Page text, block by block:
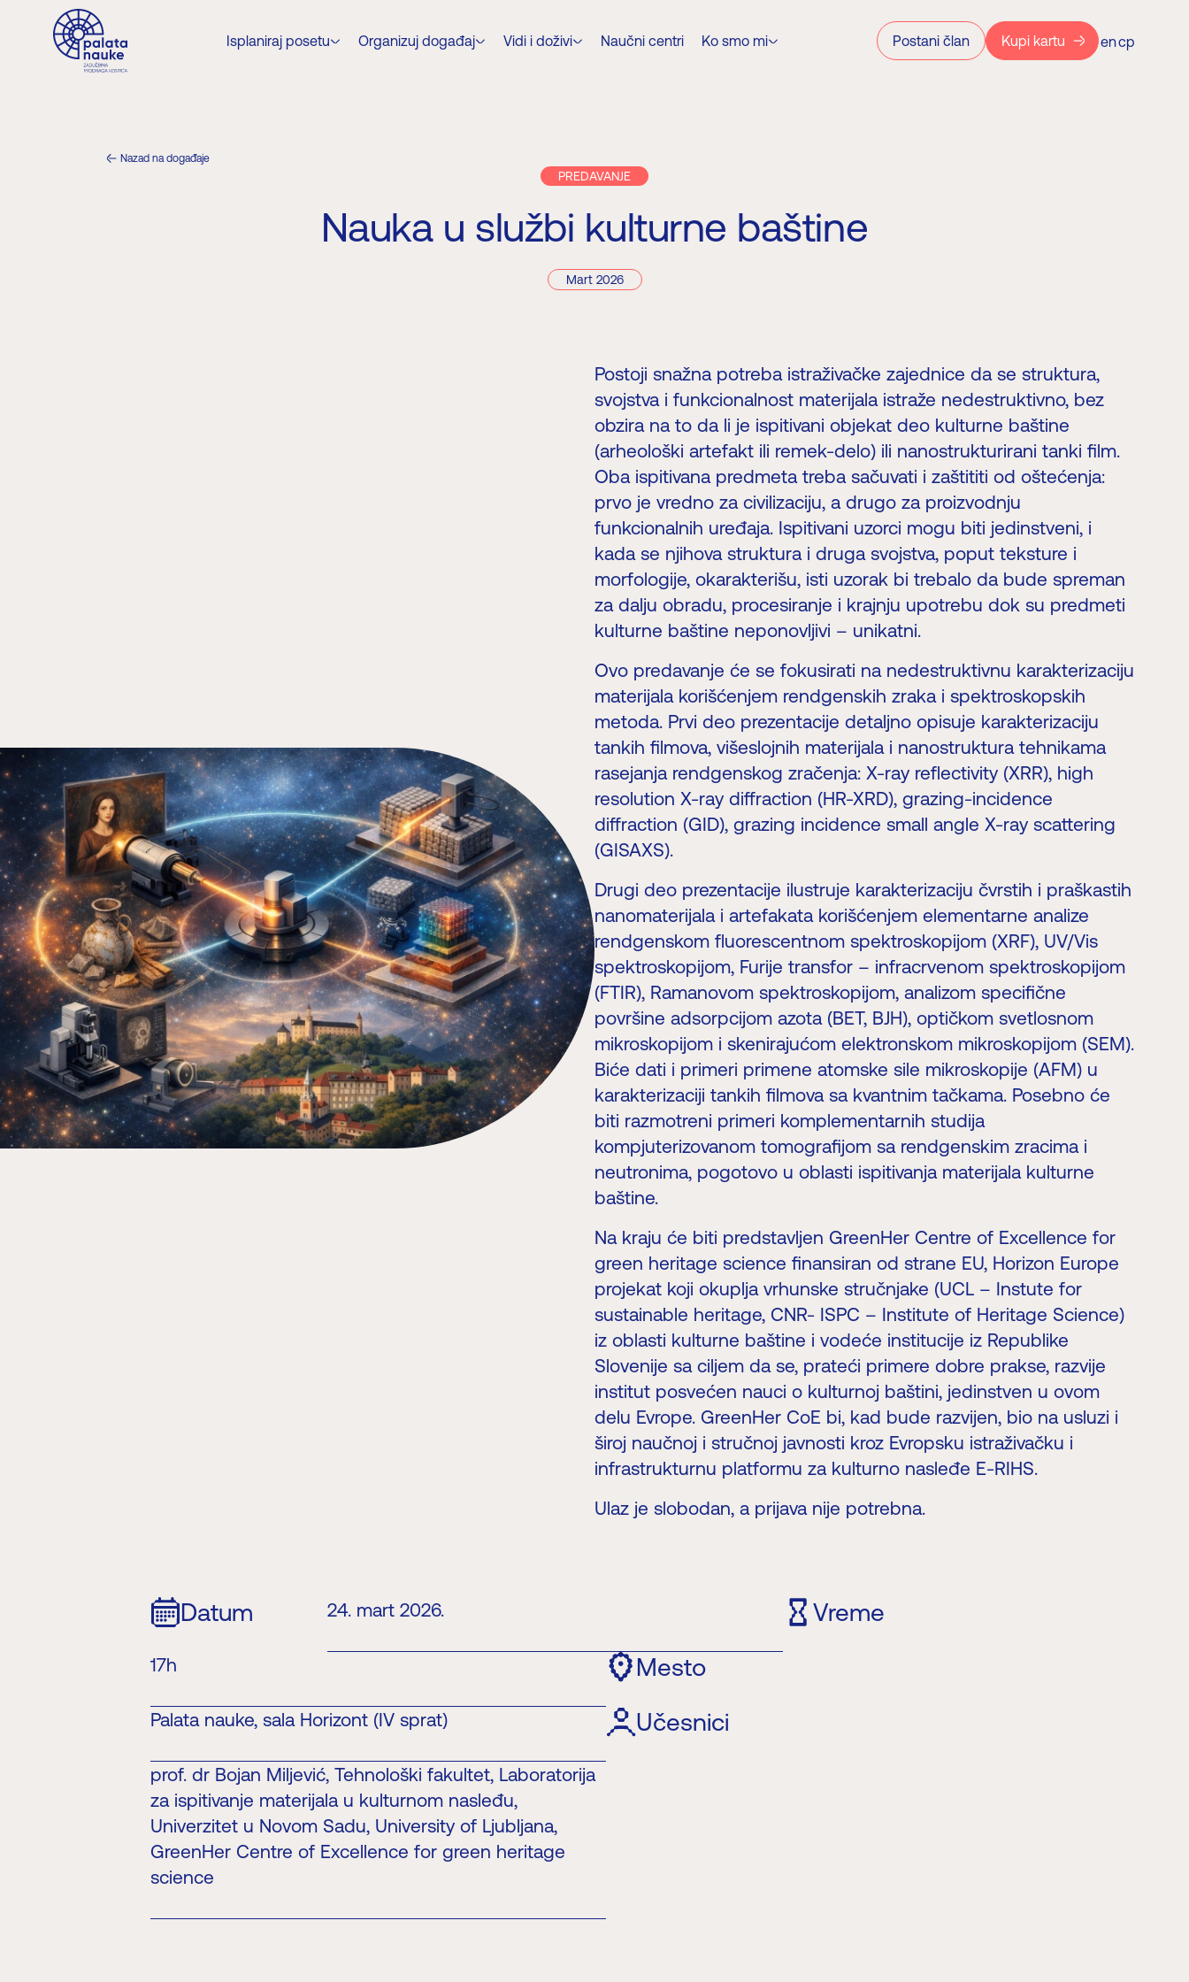
Isplaniraj posetu Organizuj događaj Vidi i doživi Naučni centri Ko smo mi Postani član Kupi kartu enср
Nazad na događaje
PREDAVANJE
Nauka u službi kulturne baštine
Mart 2026
Postoji snažna potreba istraživačke zajednice da se struktura,
svojstva i funkcionalnost materijala istraže nedestruktivno, bez
obzira na to da li je ispitivani objekat deo kulturne baštine
(arheološki artefakt ili remek-delo) ili nanostrukturirani tanki film.
Oba ispitivana predmeta treba sačuvati i zaštititi od oštećenja:
prvo je vredno za civilizaciju, a drugo za proizvodnju
funkcionalnih uređaja. Ispitivani uzorci mogu biti jedinstveni, i
kada se njihova struktura i druga svojstva, poput teksture i
morfologije, okarakterišu, isti uzorak bi trebalo da bude spreman
za dalju obradu, procesiranje i krajnju upotrebu dok su predmeti
kulturne baštine neponovljivi – unikatni.
Ovo predavanje će se fokusirati na nedestruktivnu karakterizaciju
materijala korišćenjem rendgenskih zraka i spektroskopskih
metoda. Prvi deo prezentacije detaljno opisuje karakterizaciju
tankih filmova, višeslojnih materijala i nanostruktura tehnikama
rasejanja rendgenskog zračenja: X-ray reflectivity (XRR), high
resolution X-ray diffraction (HR-XRD), grazing-incidence
diffraction (GID), grazing incidence small angle X-ray scattering
(GISAXS).
Drugi deo prezentacije ilustruje karakterizaciju čvrstih i praškastih
nanomaterijala i artefakata korišćenjem elementarne analize
rendgenskom fluorescentnom spektroskopijom (XRF), UV/Vis
spektroskopijom, Furije transfor – infracrvenom spektroskopijom
(FTIR), Ramanovom spektroskopijom, analizom specifične
površine adsorpcijom azota (BET, BJH), optičkom svetlosnom
mikroskopijom i skenirajućom elektronskom mikroskopijom (SEM).
Biće dati i primeri primene atomske sile mikroskopije (AFM) u
karakterizaciji tankih filmova sa kvantnim tačkama. Posebno će
biti razmotreni primeri komplementarnih studija
kompjuterizovanom tomografijom sa rendgenskim zracima i
neutronima, pogotovo u oblasti ispitivanja materijala kulturne
baštine.
Na kraju će biti predstavljen GreenHer Centre of Excellence for
green heritage science finansiran od strane EU, Horizon Europe
projekat koji okuplja vrhunske stručnjake (UCL – Instute for
sustainable heritage, CNR- ISPC – Institute of Heritage Science)
iz oblasti kulturne baštine i vodeće institucije iz Republike
Slovenije sa ciljem da se, prateći primere dobre prakse, razvije
institut posvećen nauci o kulturnoj baštini, jedinstven u ovom
delu Evrope. GreenHer CoE bi, kad bude razvijen, bio na usluzi i
široj naučnoj i stručnoj javnosti kroz Evropsku istraživačku i
infrastrukturnu platformu za kulturno nasleđe E-RIHS.
Ulaz je slobodan, a prijava nije potrebna.
Datum 24. mart 2026. Vreme
17h Mesto
Palata nauke, sala Horizont (IV sprat) Učesnici
prof. dr Bojan Miljević, Tehnološki fakultet, Laboratorija
za ispitivanje materijala u kulturnom nasleđu,
Univerzitet u Novom Sadu, University of Ljubljana,
GreenHer Centre of Excellence for green heritage
science